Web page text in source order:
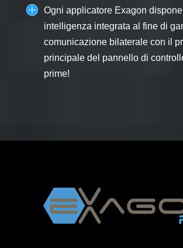
Ogni applicatore Exagon
intelligenza integrata al fine di
comunicazione bilaterale con il
principale del pannello di
prime!